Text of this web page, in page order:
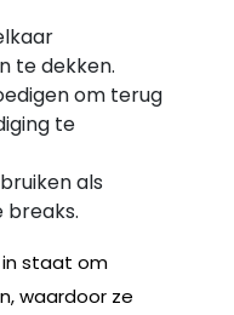
te dekken.
om terug
te
als
breaks.
staat om
waardoor ze